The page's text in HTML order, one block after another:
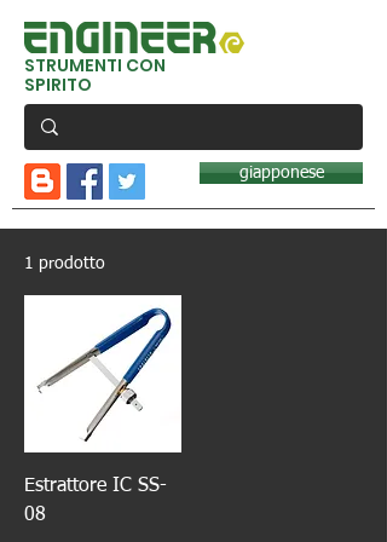
STRUMENTI CON
SPIRITO
giapponese
1 prodotto
Estrattore IC SS-
08